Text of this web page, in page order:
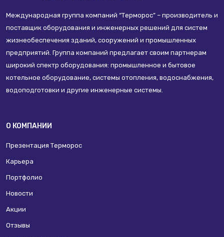
Международная группа компаний “Терморос” – производитель и
поставщик оборудования и инженерных решений для систем
жизнеобеспечения зданий, сооружений и промышленных
предприятий. Группа компаний предлагает своим партнерам
широкий спектр оборудования: промышленное и бытовое
котельное оборудование, системы отопления, водоснабжения,
водоподготовки и другие инженерные системы.
О КОМПАНИИ
Презентация Терморос
Карьера
Портфолио
Новости
Акции
Отзывы